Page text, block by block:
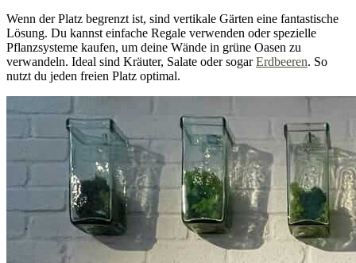
Wenn der Platz begrenzt ist, sind vertikale Gärten eine fantastische
Lösung. Du kannst einfache Regale verwenden oder spezielle
Pflanzsysteme kaufen, um deine Wände in grüne Oasen zu
verwandeln. Ideal sind Kräuter, Salate oder sogarErdbeeren. So
nutzt du jeden freien Platz optimal.